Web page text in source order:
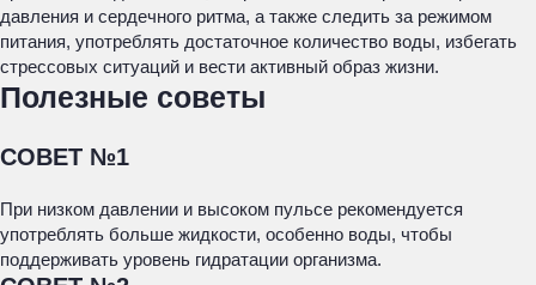
давления и сердечного ритма, а также следить за режимом
питания, употреблять достаточное количество воды, избегать
стрессовых ситуаций и вести активный образ жизни.
Полезные советы
СОВЕТ №1
При низком давлении и высоком пульсе рекомендуется
употреблять больше жидкости, особенно воды, чтобы
поддерживать уровень гидратации организма.